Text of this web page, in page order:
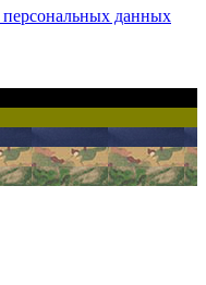
персональных данных